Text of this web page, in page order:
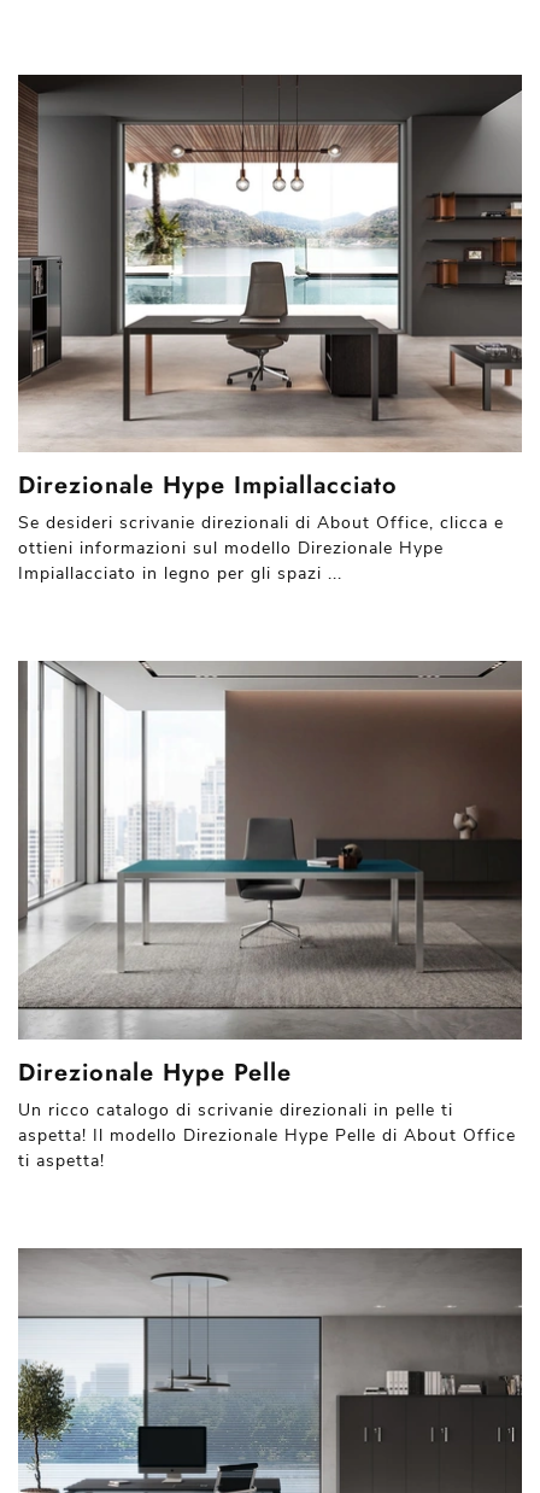
Direzionale Hype Impiallacciato
Se desideri scrivanie direzionali di About Office, clicca e
ottieni informazioni sul modello Direzionale Hype
Impiallacciato in legno per gli spazi ...
Direzionale Hype Pelle
Un ricco catalogo di scrivanie direzionali in pelle ti
aspetta! Il modello Direzionale Hype Pelle di About Office
ti aspetta!